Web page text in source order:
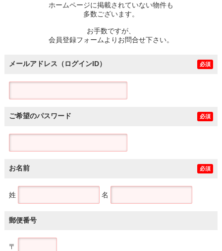
ホームページに掲載されていない物件も
多数ございます。
お手数ですが、
会員登録フォームよりお問合せ下さい。
メールアドレス（ログインID） 必須
ご希望のパスワード 必須
お名前 必須
姓 名
郵便番号
〒